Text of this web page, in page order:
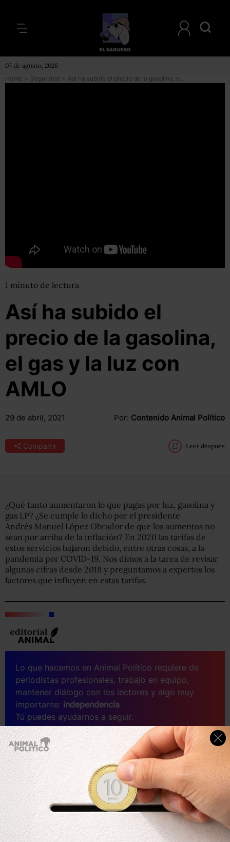
07 de agosto, 2026
Home > Seguridad > Así ha subido el precio de la gasolina, el gas y la luz con AMLO
1 minuto de lectura
Así ha subido el
precio de la gasolina,
el gas y la luz con
AMLO
29 de abril, 2021 Por: Contenido Animal Político
Compartir Leer después
¿Qué tanto aumentaron lo que pagas por luz, gasolina y
gas LP? ¿Se cumple lo dicho por el presidente
Andrés Manuel López Obrador de que los aumentos no
sean por arriba de la inflación? En 2020 las tarifas de
estos servicios bajaron debido, entre otras cosas, a la
pandemia por COVID-19. Nos dimos a la tarea de revisar
algunas cifras desde 2018 y preguntamos a expertos los
factores que influyen en estas tarifas.
Lo que hacemos en Animal Político requiere de
periodistas profesionales, trabajo en equipo,
mantener diálogo con los lectores y algo muy
importante: independencia
Tú puedes ayudarnos a seguir.
Sé parte del equipo